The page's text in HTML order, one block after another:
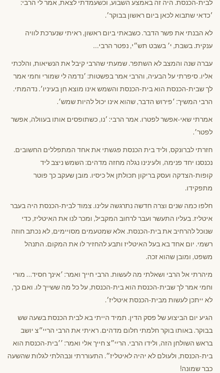
לבית-הכנסת. היה זה באמצע השבוע, וכשעמדתי לצאת, אמר לי הרבי:
׳כדאי שתבוא לכאן ביום ראשון בבוקר׳.
לא הבנתי את פשר הדבר. כשבאתי ביום ראשון, ראיתי שנערכת לוויה
ענקית. בשבת, י׳ בשבט תש״י, נפטר הרבי…
עברה שנה והמצב לא השתפר. שמעתי שהרבי קיבל את הנשיאות, והלכתי
אליו. סיפרתי על הבעיה, והרבי אמר בפשטות: ׳נדמה לי שמורי וחמי אמר
לך שבית-הכנסת הוא בית-הכנסת והשמש אינו מוצא חן בעיניו׳. נדהמתי.
הרבי המשיך: ׳פירוש הדבר, שהוא אינו יכול להיות שמש׳.
אמרתי שאי-אפשר לפטרו. אמר הרבי: ׳נו, כשתופסים אותו בעוולה, אפשר
לפטר׳.
חזרתי לברונקס, וליד בית הכנסת פגשתי את אחד המתפללים החשובים.
נכנסנו יחד פנימה, ולעינינו נגלה מחזה מדהים: השמש ניצב ליד
קופות-הצדקה ועסק בריקון תכולתן אל כיסיו. מובן שעקב כך פוטר
מתפקידו.
חלפו כמה שנים וצרה חדשה נתרגשה עלינו. צמוד לבית-הכנסת היה בעבר
איטליז. בעליו התעשר ועבר לרחוב המקביל, ומכר לנו את האיטליז, כדי
שנוכל להרחיב את בית-הכנסת. אלא שמטעמים מסויימים, לא נכתב חוזה
רשמי. יום אחד בא בעל האיטליז ותבע להחזיר לו את המקום. התנהל
משפט, ומובן שהוא זכה.
מיהרתי אל הרבי ושאלתי מה לעשות. הרבי חייך ואמר: ׳אינך חסיד… מורי
וחמי אמר לך שבית-הכנסת הוא בית-הכנסת, על כל מה ששייך לו. ואם כך,
לא ייתכן לעשות מבית-הכנסת איטליז׳.
הגיע יום הביצוע של פסק הדין. תמיד הייתי בא לבית הכנסת בשעה שש
בבוקר. באותו בוקר חלמתי חלום מדהים. ראיתי את הרבי הריי״צ יושב
בראש השולחן הזה, ולידו הרבי. הריי״צ חייך אלי ואמר: ׳׳בית-הכנסת הוא
בית-הכנסת, ולעולם לא יהיה לאיטליז״. התעוררתי ונבהלתי לגלות שהשעה
כבר שמונה!